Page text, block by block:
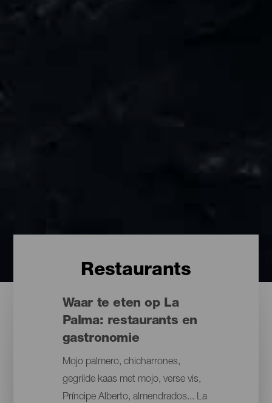
Restaurants
Waar te eten op La
Palma: restaurants en
gastronomie
Mojo palmero, chicharrones,
gegrilde kaas met mojo, verse vis,
Príncipe Alberto, almendrados... La